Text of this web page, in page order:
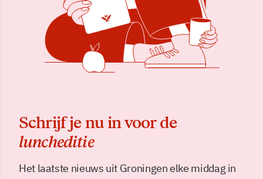
Schrijf je nu in voor de
luncheditie
Het laatste nieuws uit Groningen elke middag in